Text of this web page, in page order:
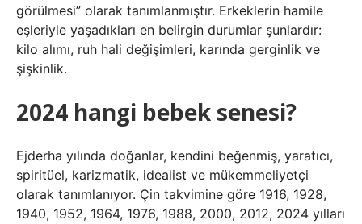
görülmesi” olarak tanımlanmıştır. Erkeklerin hamile
eşleriyle yaşadıkları en belirgin durumlar şunlardır:
kilo alımı, ruh hali değişimleri, karında gerginlik ve
şişkinlik.
2024 hangi bebek senesi?
Ejderha yılında doğanlar, kendini beğenmiş, yaratıcı,
spiritüel, karizmatik, idealist ve mükemmeliyetçi
olarak tanımlanıyor. Çin takvimine göre 1916, 1928,
1940, 1952, 1964, 1976, 1988, 2000, 2012, 2024 yılları